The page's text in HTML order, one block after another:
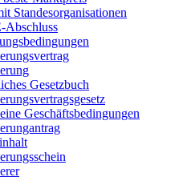
Standesorganisationen
Gesetzbuch
Geschäftsbedingungen